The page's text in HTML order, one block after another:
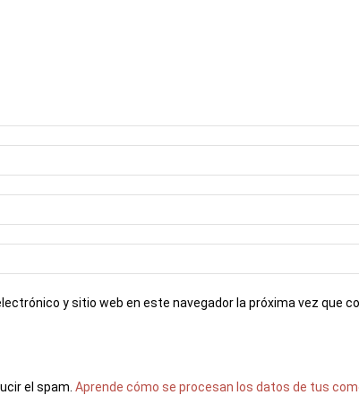
y sitio web en este navegador la próxima vez que
el spam. Aprende cómo se procesan los datos de tus